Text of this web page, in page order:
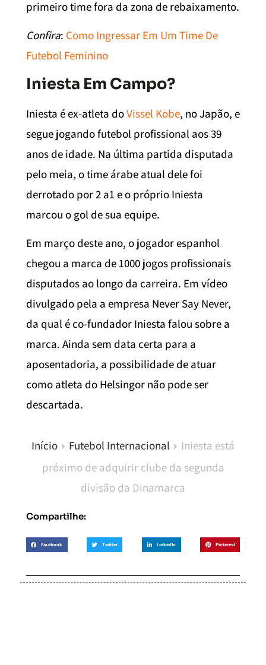
primeiro time fora da zona de rebaixamento.
Confira: Como Ingressar Em Um Time De
Futebol Feminino
Iniesta Em Campo?
Iniesta é ex-atleta doVissel Kobe, no Japão, e
segue jogando futebol profissional aos 39
anos de idade. Na última partida disputada
pelo meia, o time árabe atual dele foi
derrotado por 2 a1 e o próprio Iniesta
marcou o gol de sua equipe.
Em março deste ano, o jogador espanhol
chegou a marca de 1000 jogos profissionais
disputados ao longo da carreira. Em vídeo
divulgado pela a empresa Never Say Never,
da qual é co-fundador Iniesta falou sobre a
marca. Ainda sem data certa para a
aposentadoria, a possibilidade de atuar
como atleta do Helsingor não pode ser
descartada.
Início Futebol Internacional
Iniesta está
próximo de adquirir clube da segunda
divisão da Dinamarca
Compartilhe:
Facebook Twitter LinkedIn Pinterest